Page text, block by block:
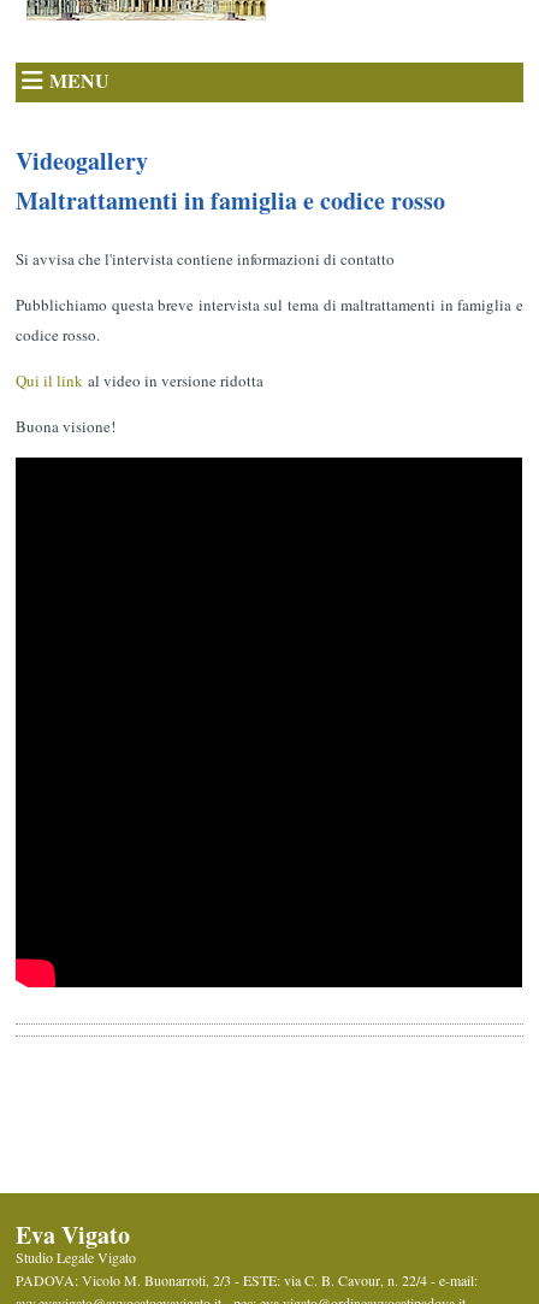
MENU
Videogallery
Maltrattamenti in famiglia e codice rosso
Si avvisa che l'intervista contiene informazioni di contatto
Pubblichiamo questa breve intervista sul tema di maltrattamenti in famiglia e
codice rosso.
Qui il link al video in versione ridotta
Buona visione!
Eva Vigato
Studio Legale Vigato
PADOVA: Vicolo M. Buonarroti, 2/3 - ESTE: via C. B. Cavour, n. 22/4 -e-mail: